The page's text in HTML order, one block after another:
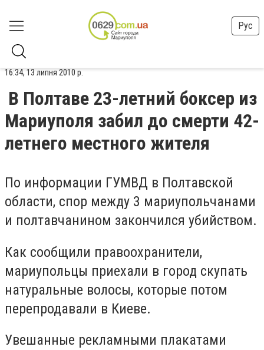
Рус
16:34, 13 липня 2010 р.
В Полтаве 23-летний боксер из
Мариуполя забил до смерти 42-
летнего местного жителя
По информации ГУМВД в Полтавской
области, спор между 3 мариупольчанами
и полтавчанином закончился убийством.
Как сообщили правоохранители,
мариупольцы приехали в город скупать
натуральные волосы, которые потом
перепродавали в Киеве.
Увешанные рекламными плакатами